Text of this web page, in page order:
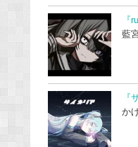
『
藍
『
か